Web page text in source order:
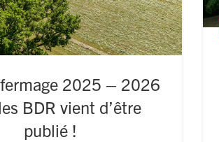
fermage 2025 – 2026
BDR vient d’être
publié !